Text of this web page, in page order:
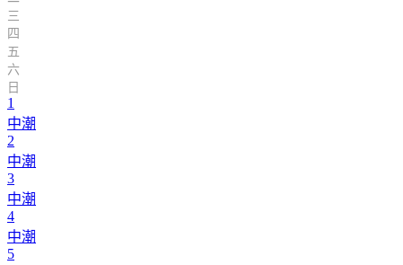
三
四
五
六
日
1
中潮
2
中潮
3
中潮
4
中潮
5